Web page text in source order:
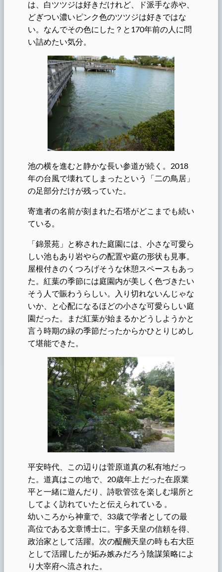
は、白ツツジは好きだけれど、ド派手な赤や、
どぎつい濃いピンク色のツツジは好きではな
い。なんでその色にした？と170年前の人に問
い詰めたい気分。
池の横を進むと静かな長い参道が続く。2018
年の台風で壊れてしまったという「二の鳥居」
の足部分だけが残っていた。
寄進者の名前が刻まれた石塔がどこまでも続い
ている。
「錦景苑」と称された庭園には、小さな可愛ら
しい池もあり岩やらの配置や庭の形状も見事。
屋根付きのくつろげそうな休憩スペースもあっ
た。紅葉の季節には庭園内が美しく色づきたい
そう人で賑わうらしい。入り切れないんじゃな
いか、と心配になるほどの小さな可愛らしい庭
園だった。まだ紅葉が始まるかどうしようかと
言う時期の緑の季節だったからかひとりじめし
て堪能できた。
平安時代、この辺りは菅原道真の私有地だっ
た。道真はこの地で、20歳年上 だった在原業
平と一緒に遊んだり、詩歌管弦を楽しむ場所と
してよく訪れていたと伝えられている 。
幼いころから神童で、33歳で学者としての最
高位である文章博士に。宇多天皇の信頼を得、
政治家として活躍。次の醍醐天皇の時も右大臣
として活躍したが妬み嫉みだろう陰謀策略によ
り大宰府へ流された。